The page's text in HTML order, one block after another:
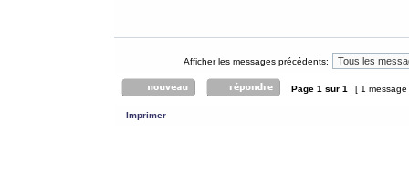
Afficher les messages précédents:
Page 1 sur 1 [ 1
Imprimer